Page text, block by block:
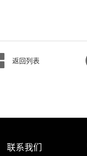
返回列表
联系我们